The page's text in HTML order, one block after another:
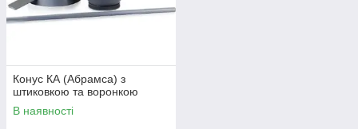
Конус КА (Абрамса) з
штиковкою та воронкою
В наявності